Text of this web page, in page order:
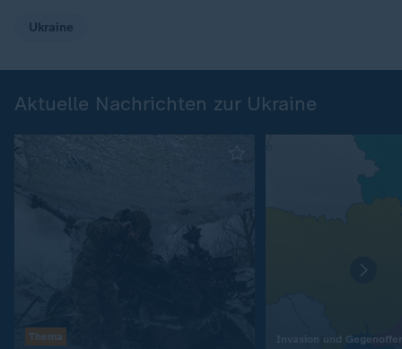
Ukraine
Aktuelle Nachrichten zur Ukraine
Thema
Invasion und